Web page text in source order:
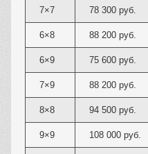
7×7 78 300 руб.
6×8 88 200 руб.
6×9 75 600 руб.
7×9 88 200 руб.
8×8 94 500 руб.
9×9 108 000 руб.